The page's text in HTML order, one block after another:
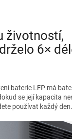
životností,
6×
baterie LFP má
se její kapacita
používat každý den.